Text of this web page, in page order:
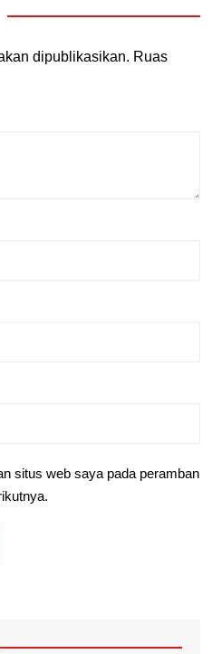
dipublikasikan. Ruas
situs web saya pada peramban